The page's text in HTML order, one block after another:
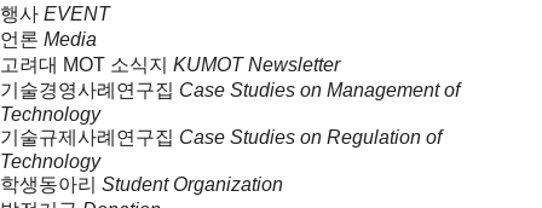
행사 EVENT
언론 Media
고려대 MOT 소식지 KUMOT Newsletter
기술경영사례연구집 Case Studies on Management of
Technology
기술규제사례연구집 Case Studies on Regulation of
Technology
학생동아리 Student Organization